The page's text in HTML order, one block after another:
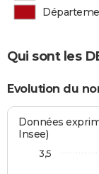
Qui sont les
Evolution du
Données
Insee)
3,5